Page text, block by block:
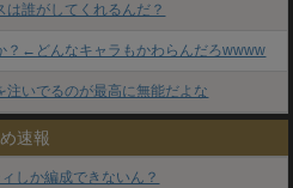
は誰がしてくれるんだ？
？←どんなキャラもかわらんだろwwww
注いでるのが最高に無能だよな
速報
しか編成できないん？